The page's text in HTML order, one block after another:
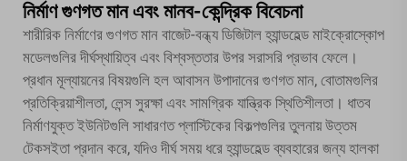
নির্মাণ গুণগত মান এবং মানব-কেন্দ্রিক বিবেচনা
শারীরিক নির্মাণের গুণগত মান বাজেট-বন্ধ্য ডিজিটাল হ্যান্ডহেল্ড মাইক্রোস্কোপ
মডেলগুলির দীর্ঘস্থায়িত্ব এবং বিশ্বস্ততার উপর সরাসরি প্রভাব ফেলে।
প্রধান মূল্যায়নের বিষয়গুলি হল আবাসন উপাদানের গুণগত মান, বোতামগুলির
প্রতিক্রিয়াশীলতা, লেন্স সুরক্ষা এবং সামগ্রিক যান্ত্রিক স্থিতিশীলতা। ধাতব
নির্মাণযুক্ত ইউনিটগুলি সাধারণত প্লাস্টিকের বিকল্পগুলির তুলনায় উত্তম
টেকসইতা প্রদান করে, যদিও দীর্ঘ সময় ধরে হ্যান্ডহেল্ড ব্যবহারের জন্য হালকা